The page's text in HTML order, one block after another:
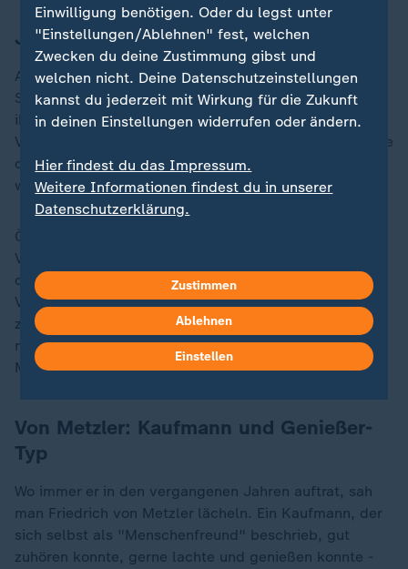
Jüngster Sohn entführt und ermordet
Abgeschottet haben sich von Metzler und seine Frau
Sylvia auch nicht nach der Entführung und Ermordung
ihres jüngsten Sohnes Jakob (11) im Herbst 2002.
Viele bewundern die Würde, mit der die Bankiersfamilie
das durch diverse Klagen des Kindermörders immer
wieder aufgewühlte Leid ertrug und erträgt.
Öffentlich äußerte sich die Familie nicht zu dem
Verbrechen. Ein persönliches Anliegen jedoch war ihr
die zum zehnten Jahrestag ausgestrahlte ZDF-
Verfilmung "Der Fall Jakob von Metzler": Um zu
zeigen, wie sehr sich die Polizei eingesetzt hat - auch
mit einer umstrittenen Folterdrohung gegen den
Mörder.
Von Metzler: Kaufmann und Genießer-
Typ
Wo immer er in den vergangenen Jahren auftrat, sah
man Friedrich von Metzler lächeln. Ein Kaufmann, der
sich selbst als "Menschenfreund" beschrieb, gut
zuhören konnte, gerne lachte und genießen konnte -
Einwilligung benötigen. Oder du legst unter
"Einstellungen/Ablehnen" fest, welchen
Zwecken du deine Zustimmung gibst und
welchen nicht. Deine Datenschutzeinstellungen
kannst du jederzeit mit Wirkung für die Zukunft
in deinen Einstellungen widerrufen oder ändern.
Hier findest du das Impressum.
Weitere Informationen findest du in unserer
Datenschutzerklärung.
Zustimmen
Ablehnen
Einstellen